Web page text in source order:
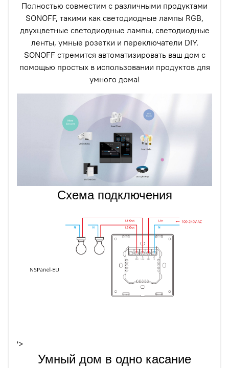
Полностью совместим с различными продуктами
SONOFF, такими как светодиодные лампы RGB,
двухцветные светодиодные лампы, светодиодные
ленты, умные розетки и переключатели DIY.
SONOFF стремится автоматизировать ваш дом с
помощью простых в использовании продуктов для
умного дома!
Схема подключения
'>
Умный дом в одно касание